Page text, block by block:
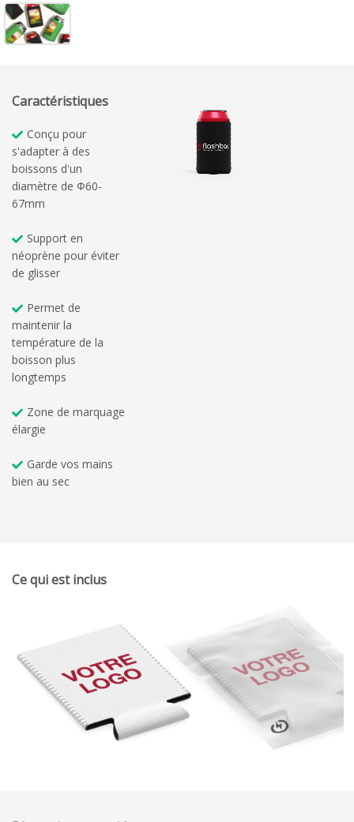
Caractéristiques
Conçu pour
s'adapter à des
boissons d'un
diamètre de Φ60-
67mm
Support en
néoprène pour éviter
de glisser
Permet de
maintenir la
température de la
boisson plus
longtemps
Zone de marquage
élargie
Garde vos mains
bien au sec
Ce qui est inclus